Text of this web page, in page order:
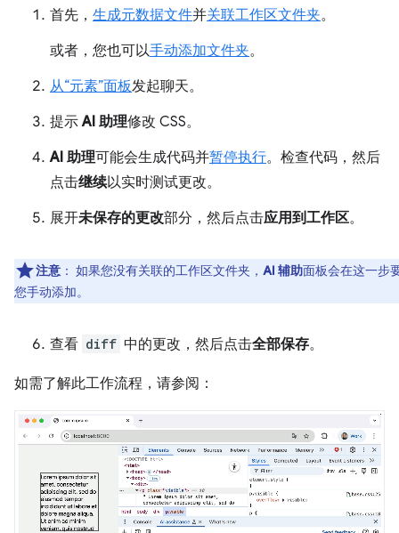
首先， 生成元数据文件并关联工作区文件夹。
或者，您也可以手动添加文件夹。
从“元素”面板发起聊天。
提示AI 助理修改 CSS。
AI 助理可能会生成代码并暂停执行。检查代码，然后
点击继续以实时测试更改。
展开未保存的更改部分，然后点击应用到工作区。
注意 ： 如果您没有关联的工作区文件夹， AI 辅助面板会在这一步
您手动添加。
查看 diff 中的更改，然后点击全部保存。
如需了解此工作流程，请参阅：